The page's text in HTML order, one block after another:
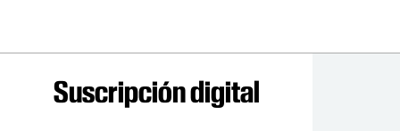
Suscripción digital